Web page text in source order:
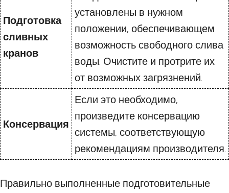
Подготовка
сливных
кранов
установлены в нужном
положении, обеспечивающем
возможность свободного слива
воды. Очистите и протрите их
от возможных загрязнений.
Консервация
Если это необходимо,
произведите консервацию
системы, соответствующую
рекомендациям производителя.
Правильно выполненные подготовительные